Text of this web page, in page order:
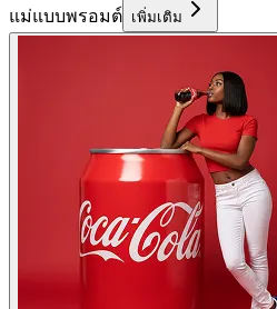
แม่แบบพรอมต์ เพิ่มเติม